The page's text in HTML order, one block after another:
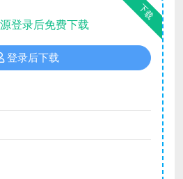
下载
登录后免费下载
登录后下载